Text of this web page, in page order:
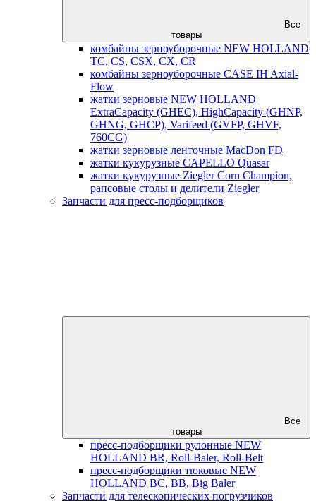
Все
товары
комбайны зерноуборочные NEW HOLLAND
TC, CS, CSX, CX, CR
комбайны зерноуборочные CASE IH Axial-
Flow
жатки зерновые NEW HOLLAND
ExtraCapacity (GHEC), HighCapacity (GHNP,
GHNG, GHCP), Varifeed (GVFP, GHVF,
760CG)
жатки зерновые ленточные MacDon FD
жатки кукурузные CAPELLO Quasar
жатки кукурузные Ziegler Corn Champion,
рапсовые столы и делители Ziegler
Запчасти для пресс-подборщиков
Все
товары
пресс-подборщики рулонные NEW
HOLLAND BR, Roll-Baler, Roll-Belt
пресс-подборщики тюковые NEW
HOLLAND BC, BB, Big Baler
Запчасти для телескопических погрузчиков